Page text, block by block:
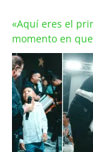
«Aquí eres el
momento en
en llanto al